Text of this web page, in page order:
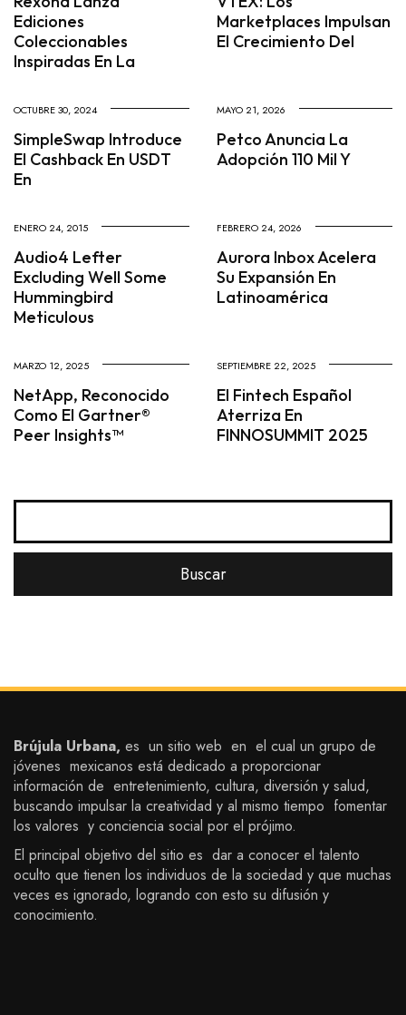
Ediciones
Coleccionables
Inspiradas En La
Marketplaces Impulsan
El Crecimiento Del
OCTUBRE 30, 2024
SimpleSwap Introduce
El Cashback En USDT
En
MAYO 21, 2026
Petco Anuncia La
Adopción 110 Mil Y
ENERO 24, 2015
Audio4 Lefter
Excluding Well Some
Hummingbird
Meticulous
FEBRERO 24, 2026
Aurora Inbox Acelera
Su Expansión En
Latinoamérica
MARZO 12, 2025
NetApp, Reconocido
Como El Gartner®
Peer Insights™
SEPTIEMBRE 22, 2025
El Fintech Español
Aterriza En
FINNOSUMMIT 2025
Brújula Urbana, es un sitio web en el cual un grupo de
jóvenes mexicanos está dedicado a proporcionar
información de entretenimiento, cultura, diversión y salud,
buscando impulsar la creatividad y al mismo tiempo fomentar
los valores y conciencia social por el prójimo.
El principal objetivo del sitio es dar a conocer el talento
oculto que tienen los individuos de la sociedad y que muchas
veces es ignorado, logrando con esto su difusión y
conocimiento.